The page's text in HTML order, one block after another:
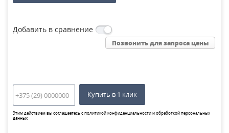
Добавить в сравнение
Позвонить для запроса цены
Купить в 1 клик
Этим действием вы соглашаетесь сполитикой конфиденциальности и обработкой персональных
данных